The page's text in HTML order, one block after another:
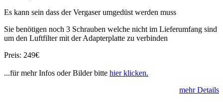
Es kann sein dass der Vergaser umgedüst werden muss
Sie benötigen noch 3 Schrauben welche nicht im Lieferumfang sind
um den Luftfilter mit der Adapterplatte zu verbinden
Preis: 249€
...für mehr Infos oder Bilder bitte hier klicken.
mehr Details